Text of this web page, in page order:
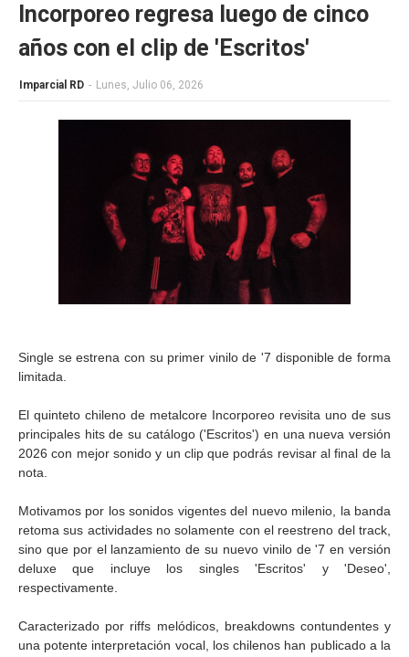
Incorporeo regresa luego de cinco
años con el clip de 'Escritos'
Imparcial RD - Lunes, Julio 06, 2026
Single se estrena con su primer vinilo de '7 disponible de forma
limitada.
El quinteto chileno de metalcore Incorporeo revisita uno de sus
principales hits de su catálogo ('Escritos') en una nueva versión
2026 con mejor sonido y un clip que podrás revisar al final de la
nota.
Motivamos por los sonidos vigentes del nuevo milenio, la banda
retoma sus actividades no solamente con el reestreno del track,
sino que por el lanzamiento de su nuevo vinilo de '7 en versión
deluxe que incluye los singles 'Escritos' y 'Deseo',
respectivamente.
Caracterizado por riffs melódicos, breakdowns contundentes y
una potente interpretación vocal, los chilenos han publicado a la